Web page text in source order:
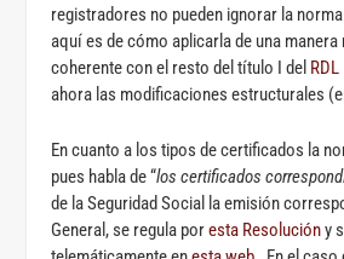
registradores no pueden ignorar la
aquí es de cómo aplicarla de una manera
coherente con el resto del título I del
ahora las modificaciones estructurales
En cuanto a los tipos de certificados la
pues habla de “los certificados
de la Seguridad Social la emisión
General, se regula poresta Resolucióny